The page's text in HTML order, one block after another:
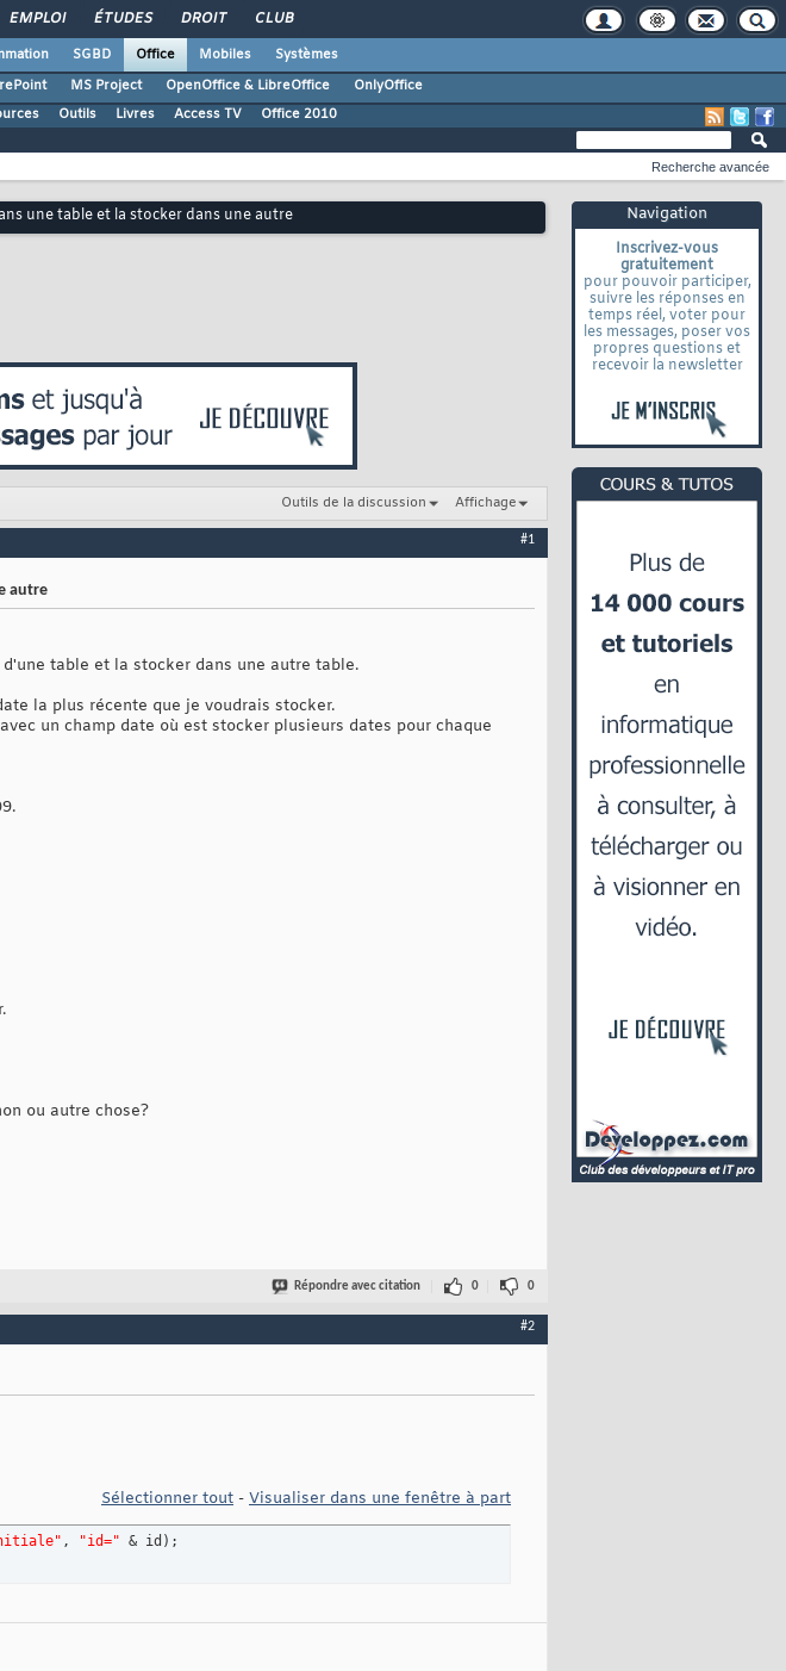
EMPLOI ÉTUDES DROIT CLUB
SGBD Office Mobiles
Systèmes
MS Project OpenOffice & LibreOffice
OnlyOffice
Outils Livres Access TV Office 2010
Navigation
Inscrivez-vous
gratuitement
pour pouvoir participer,
suivre les réponses en
temps réel, voter pour
les messages, poser vos
propres questions et
recevoir la newsletter
Recherche avancée
une table et la stocker dans une autre
Outils de la discussion Affichage
#1
autre
table et la stocker dans une autre table.
la plus récente que je voudrais stocker.
un champ date où est stocker plusieurs dates pour chaque
ou autre chose?
Répondre avec citation 0 0
#2
Sélectionner tout - Visualiser dans une fenêtre à part
, "id=" & id ) ;